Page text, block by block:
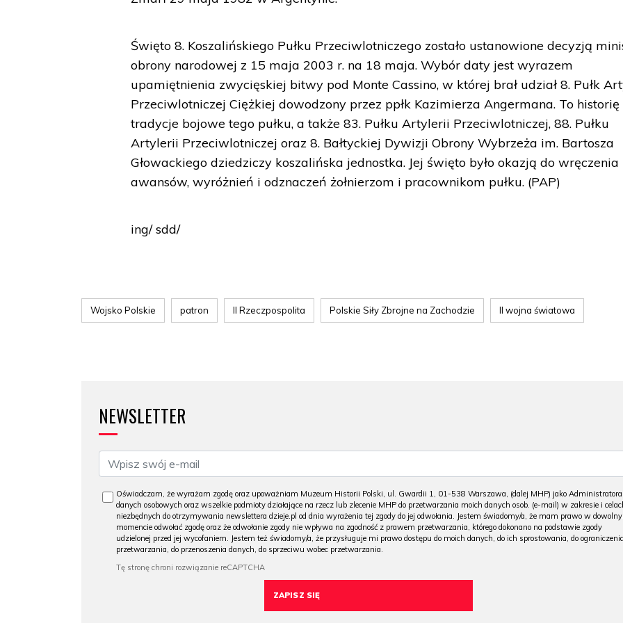
Święto 8. Koszalińskiego Pułku Przeciwlotniczego zostało ustanowione decyzją
obrony narodowej z 15 maja 2003 r. na 18 maja. Wybór daty jest wyrazem
upamiętnienia zwycięskiej bitwy pod Monte Cassino, w której brał udział 8. Pułk
Przeciwlotniczej Ciężkiej dowodzony przez ppłk Kazimierza Angermana. To historię
tradycje bojowe tego pułku, a także 83. Pułku Artylerii Przeciwlotniczej, 88. Pułku
Artylerii Przeciwlotniczej oraz 8. Bałtyckiej Dywizji Obrony Wybrzeża im. Bartosza
Głowackiego dziedziczy koszalińska jednostka. Jej święto było okazją do wręczenia
awansów, wyróżnień i odznaczeń żołnierzom i pracownikom pułku. (PAP)
ing/ sdd/
Wojsko Polskie patron II Rzeczpospolita Polskie Siły Zbrojne na Zachodzie II wojna światowa
NEWSLETTER
Oświadczam, że wyrażam zgodę oraz upoważniam Muzeum Historii Polski, ul. Gwardii 1, 01-538 Warszawa, (dalej MHP) jako Administratora
danych osobowych oraz wszelkie podmioty działające na rzecz lub zlecenie MHP do przetwarzania moich danych osob. (e-mail) w zakresie i
niezbędnych do otrzymywania newslettera dzieje.pl od dnia wyrażenia tej zgody do jej odwołania. Jestem świadomy/a, że mam prawo w
momencie odwołać zgodę oraz że odwołanie zgody nie wpływa na zgodność z prawem przetwarzania, którego dokonano na podstawie zgody
udzielonej przed jej wycofaniem. Jestem też świadomy/a, że przysługuje mi prawo dostępu do moich danych, do ich sprostowania, do ograniczenia
przetwarzania, do przenoszenia danych, do sprzeciwu wobec przetwarzania.